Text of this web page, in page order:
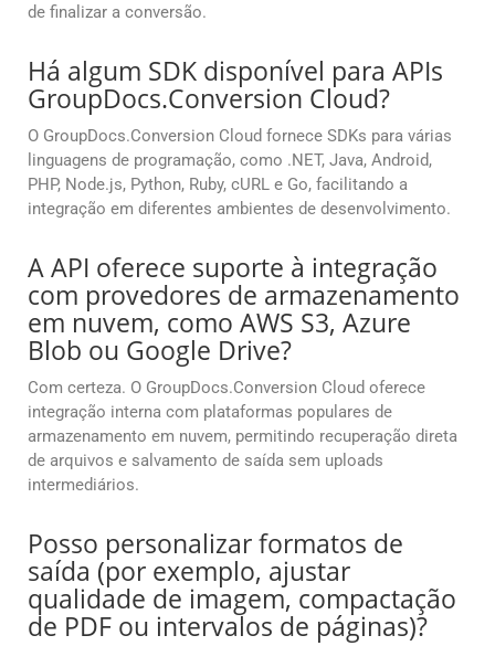
de finalizar a conversão.
Há algum SDK disponível para APIs
GroupDocs.Conversion Cloud?
O GroupDocs.Conversion Cloud fornece SDKs para várias
linguagens de programação, como .NET, Java, Android,
PHP, Node.js, Python, Ruby, cURL e Go, facilitando a
integração em diferentes ambientes de desenvolvimento.
A API oferece suporte à integração
com provedores de armazenamento
em nuvem, como AWS S3, Azure
Blob ou Google Drive?
Com certeza. O GroupDocs.Conversion Cloud oferece
integração interna com plataformas populares de
armazenamento em nuvem, permitindo recuperação direta
de arquivos e salvamento de saída sem uploads
intermediários.
Posso personalizar formatos de
saída (por exemplo, ajustar
qualidade de imagem, compactação
de PDF ou intervalos de páginas)?